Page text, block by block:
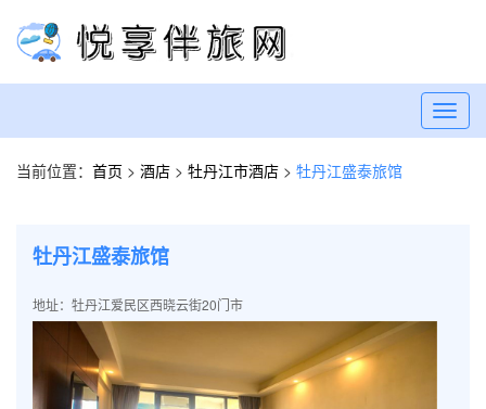
当前位置： 首页 > 酒店 > 牡丹江市酒店 > 牡丹江盛泰旅馆
牡丹江盛泰旅馆
地址：牡丹江爱民区西晓云街20门市